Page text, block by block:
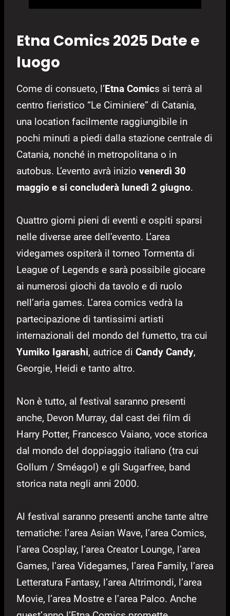
Etna Comics 2025 Date e
luogo
Come di consueto, l’Etna Comics si terrà al
centro fieristico “Le Ciminiere” di Catania,
una location facilmente raggiungibile in
pochi minuti a piedi dalla stazione centrale di
Catania, nonché in metropolitana o in
autobus. L’evento avrà inizio venerdì 30
maggio e si concluderà lunedì 2 giugno.
Quattro giorni pieni di eventi e ospiti sparsi
nelle diverse aree dell’evento. L’area
videgames ospiterà il torneo Tormenta di
League of Legends e sarà possibile giocare
ai numerosi giochi da tavolo e di ruolo
nell’aria games. L’area comics vedrà la
partecipazione di tantissimi artisti
internazionali del mondo del fumetto, tra cui
Yumiko Igarashi, autrice di Candy Candy,
Georgie, Heidi e tanto altro.
Non è tutto, al festival saranno presenti
anche, Devon Murray, dal cast dei film di
Harry Potter, Francesco Vaiano, voce storica
dal mondo del doppiaggio italiano (tra cui
Gollum / Sméagol) e gli Sugarfree, band
storica nata negli anni 2000.
Al festival saranno presenti anche tante altre
tematiche: l’area Asian Wave, l’area Comics,
l’area Cosplay, l’area Creator Lounge, l’area
Games, l’area Videgames, l’area Family, l’area
Letteratura Fantasy, l’area Altrimondi, l’area
Movie, l’area Mostre e l’area Palco. Anche